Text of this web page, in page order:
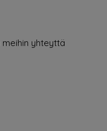
yhteyttä